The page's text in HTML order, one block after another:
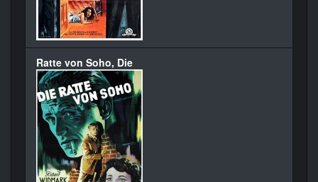
Ratte von Soho, Die